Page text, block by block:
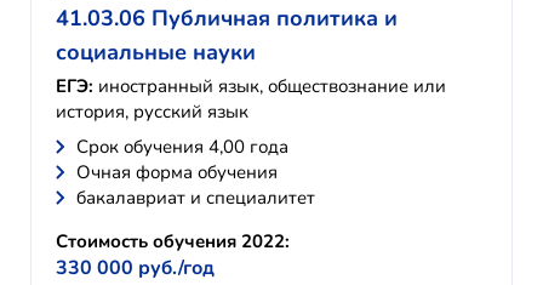
41.03.06 Публичная политика и
социальные науки
ЕГЭ: иностранный язык, обществознание или
история, русский язык
Cрок обучения 4,00 года
Очная форма обучения
бакалавриат и специалитет
Стоимость обучения 2022:
330 000 руб./год